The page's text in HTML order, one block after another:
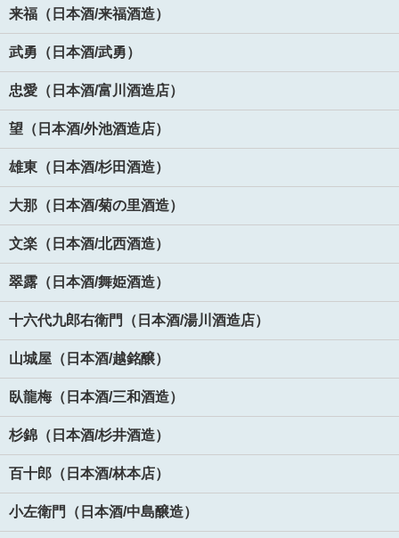
来福（日本酒/来福酒造）
武勇（日本酒/武勇）
忠愛（日本酒/富川酒造店）
望（日本酒/外池酒造店）
雄東（日本酒/杉田酒造）
大那（日本酒/菊の里酒造）
文楽（日本酒/北西酒造）
翠露（日本酒/舞姫酒造）
十六代九郎右衛門（日本酒/湯川酒造店）
山城屋（日本酒/越銘醸）
臥龍梅（日本酒/三和酒造）
杉錦（日本酒/杉井酒造）
百十郎（日本酒/林本店）
小左衛門（日本酒/中島醸造）